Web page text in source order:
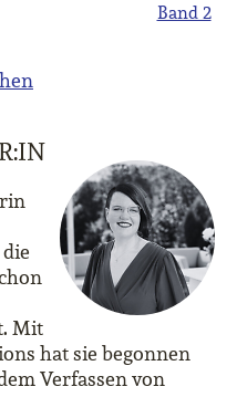
Band 2
Mit
hat sie begonnen
Verfassen von